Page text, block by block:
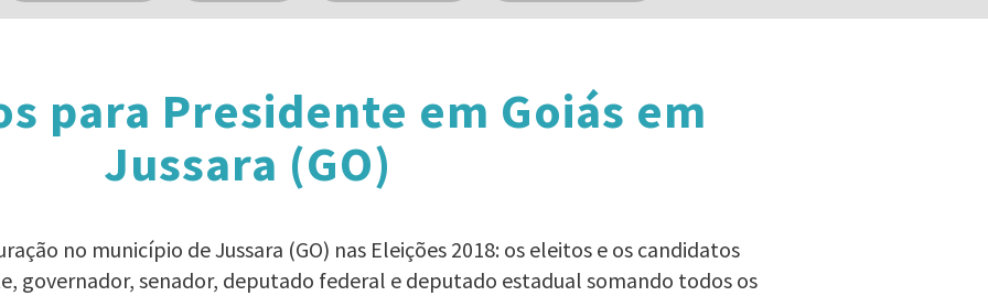
para Presidente em Goiás em
Jussara (GO)
no município de Jussara (GO) nas Eleições 2018: os eleitos e os candidatos
governador, senador, deputado federal e deputado estadual somando todos os